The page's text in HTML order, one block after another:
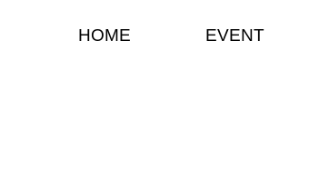
HOME EVENT